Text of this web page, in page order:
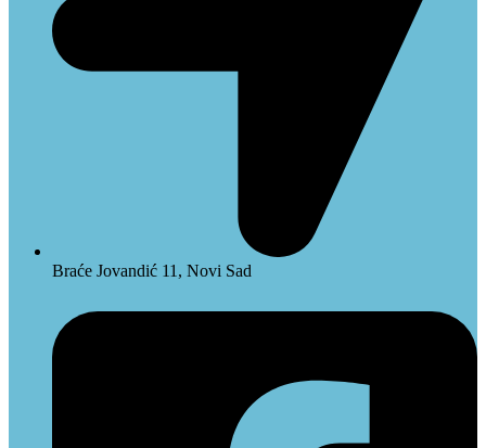
Braće Jovandić 11, Novi Sad